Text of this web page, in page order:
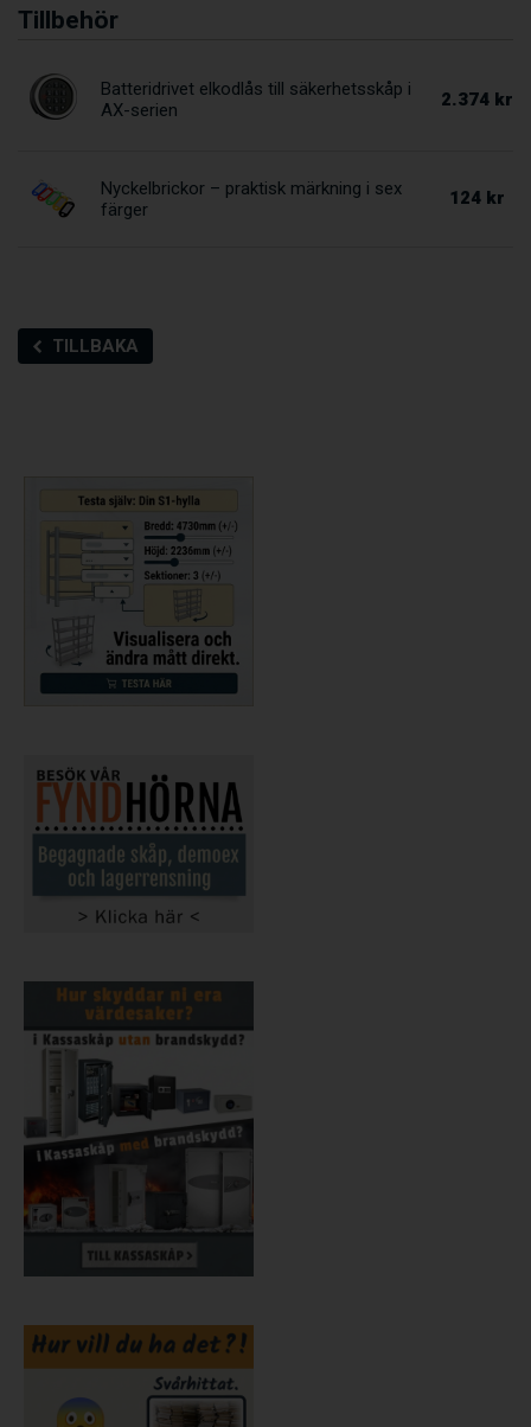
Tillbehör
Batteridrivet elkodlås till säkerhetsskåp i
AX-serien
2.374 kr
Nyckelbrickor – praktisk märkning i sex
färger
124 kr
TILLBAKA